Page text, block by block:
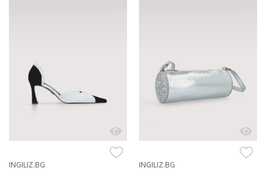
INGILIZ.BG INGILIZ.BG